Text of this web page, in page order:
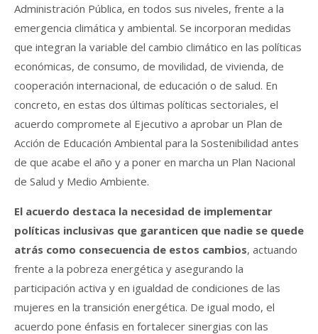
Administración Pública, en todos sus niveles, frente a la
emergencia climática y ambiental. Se incorporan medidas
que integran la variable del cambio climático en las políticas
económicas, de consumo, de movilidad, de vivienda, de
cooperación internacional, de educación o de salud. En
concreto, en estas dos últimas políticas sectoriales, el
acuerdo compromete al Ejecutivo a aprobar un Plan de
Acción de Educación Ambiental para la Sostenibilidad antes
de que acabe el año y a poner en marcha un Plan Nacional
de Salud y Medio Ambiente.
El acuerdo destaca la necesidad de implementar
políticas inclusivas que garanticen que nadie se quede
atrás como consecuencia de estos cambios, actuando
frente a la pobreza energética y asegurando la
participación activa y en igualdad de condiciones de las
mujeres en la transición energética. De igual modo, el
acuerdo pone énfasis en fortalecer sinergias con las